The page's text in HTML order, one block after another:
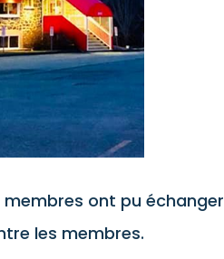
ont pu échanger
les membres.